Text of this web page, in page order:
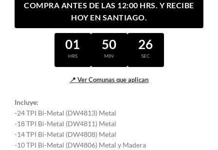
COMPRA ANTES DE LAS 12:00 HRS. Y RECIBE
HOY EN SANTIAGO.
01
HRS
50
MIN
26
SEC
📍 Ver Comunas que aplican
Incluye:
-24 TPI Bi-Metal (DW4813) Metal
-18 TPI Bi-Metal (DW4811) Metal
-14 TPI Bi-Metal (DW4808) Metal
-10 TPI Bi-Metal (DW4806) Metal y Madera